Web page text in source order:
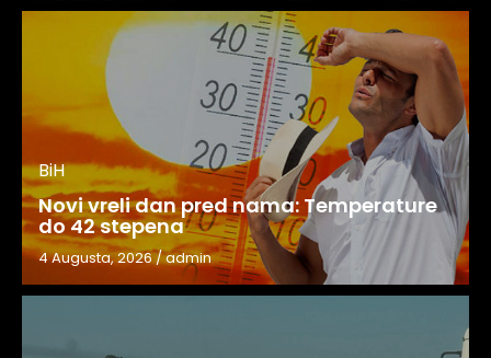
BiH
Novi vreli dan pred nama: Temperature
do 42 stepena
4 Augusta, 2026/admin